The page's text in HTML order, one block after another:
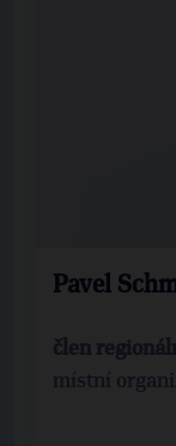
Pavel
člen
místní